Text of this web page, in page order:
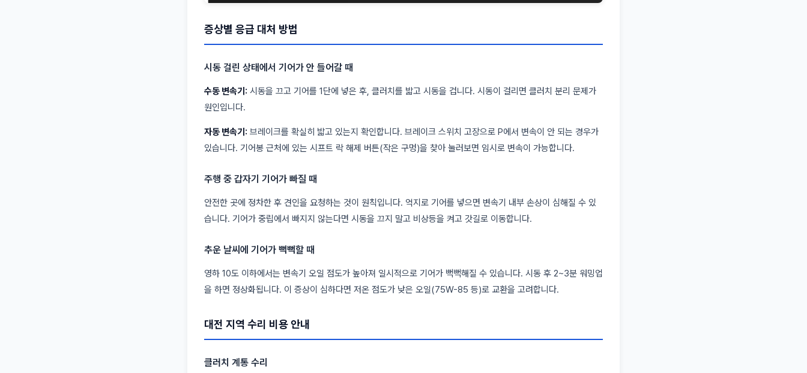
증상별 응급 대처 방법
시동 걸린 상태에서 기어가 안 들어갈 때
수동 변속기: 시동을 끄고 기어를 1단에 넣은 후, 클러치를 밟고 시동을 겁니다. 시동이 걸리면 클러치 분리 문제가
원인입니다.
자동 변속기: 브레이크를 확실히 밟고 있는지 확인합니다. 브레이크 스위치 고장으로 P에서 변속이 안 되는 경우가
있습니다. 기어봉 근처에 있는 시프트 락 해제 버튼(작은 구멍)을 찾아 눌러보면 임시로 변속이 가능합니다.
주행 중 갑자기 기어가 빠질 때
안전한 곳에 정차한 후 견인을 요청하는 것이 원칙입니다. 억지로 기어를 넣으면 변속기 내부 손상이 심해질 수 있
습니다. 기어가 중립에서 빠지지 않는다면 시동을 끄지 말고 비상등을 켜고 갓길로 이동합니다.
추운 날씨에 기어가 뻑뻑할 때
영하 10도 이하에서는 변속기 오일 점도가 높아져 일시적으로 기어가 뻑뻑해질 수 있습니다. 시동 후 2~3분 워밍업
을 하면 정상화됩니다. 이 증상이 심하다면 저온 점도가 낮은 오일(75W-85 등)로 교환을 고려합니다.
대전 지역 수리 비용 안내
클러치 계통 수리